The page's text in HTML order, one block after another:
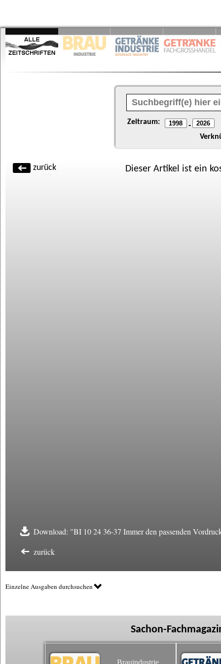
Zeitraum: -
zurück Dieser Artikel ist ein
Download: "BI 10 24 36-37 Immer den passenden
zurück
Einzelne Ausgaben durchsuchen
Sachon-
Brauindustrie